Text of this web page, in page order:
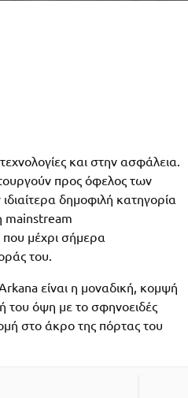
και στην ασφάλεια.
προς όφελος των
δημοφιλή κατηγορία
mainstream
που μέχρι σήμερα
του.
είναι η μοναδική, κομψή
του όψη με το σφηνοειδές
στο άκρο της πόρτας του